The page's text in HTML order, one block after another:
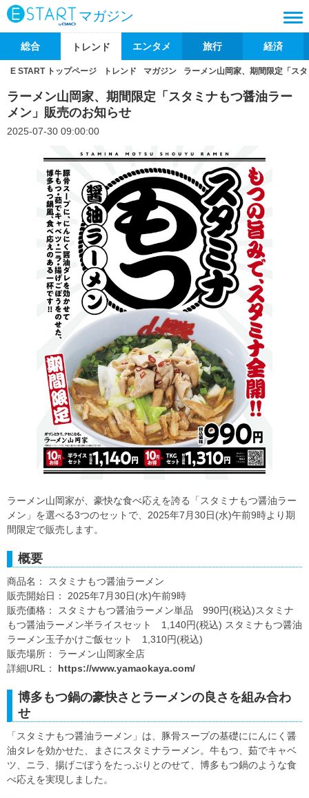
マガジン
総合 トレンド エンタメ 旅行 経済
E START トップページ トレンド マガジン ラーメン山岡家、期間限定「ス
ラーメン山岡家、期間限定「スタミナもつ醤油ラー
メン」販売のお知らせ
2025-07-30 09:00:00
ラーメン山岡家が、豪快な食べ応えを誇る「スタミナもつ醤油ラー
メン」を選べる3つのセットで、2025年7月30日(水)午前9時より期
間限定で販売します。
概要
商品名： スタミナもつ醤油ラーメン
販売開始日： 2025年7月30日(水)午前9時
販売価格： スタミナもつ醤油ラーメン単品 990円(税込)スタミナ
もつ醤油ラーメン半ライスセット 1,140円(税込) スタミナもつ醤油
ラーメン玉子かけご飯セット 1,310円(税込)
販売場所： ラーメン山岡家全店
詳細URL： https://www.yamaokaya.com/
博多もつ鍋の豪快さとラーメンの良さを組み合わ
せ
「スタミナもつ醤油ラーメン」は、豚骨スープの基礎ににんにく醤
油タレを効かせた、まさにスタミナラーメン。牛もつ、茹でキャベ
ツ、ニラ、揚げごぼうをたっぷりとのせて、博多もつ鍋のような食
べ応えを実現しました。